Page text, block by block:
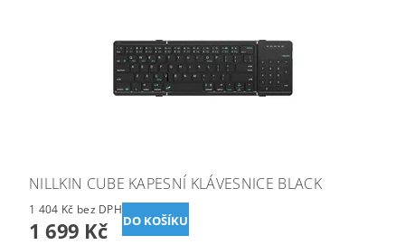
NILLKIN CUBE KAPESNÍ KLÁVESNICE BLACK
1 404 Kč bez DPH
1 699 Kč